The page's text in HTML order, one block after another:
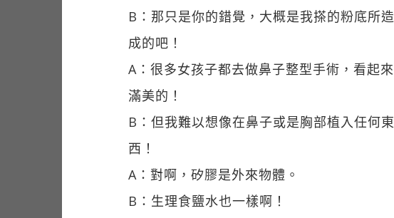
B：那只是你的錯覺，大概是我搽的粉底所造
成的吧！
A：很多女孩子都去做鼻子整型手術，看起來
滿美的！
B：但我難以想像在鼻子或是胸部植入任何東
西！
A：對啊，矽膠是外來物體。
B：生理食鹽水也一樣啊！